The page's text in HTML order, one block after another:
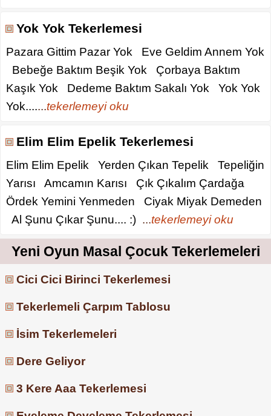
Yok Yok Tekerlemesi
Pazara Gittim Pazar Yok Eve Geldim Annem Yok
Bebeğe Baktım Beşik Yok Çorbaya Baktım
Kaşık Yok Dedeme Baktım Sakalı Yok Yok Yok
Yok.......tekerlemeyi oku
Elim Elim Epelik Tekerlemesi
Elim Elim Epelik Yerden Çıkan Tepelik Tepeliğin
Yarısı Amcamın Karısı Çık Çıkalım Çardağa
Ördek Yemini Yenmeden Ciyak Miyak Demeden
Al Şunu Çıkar Şunu.... :) ...tekerlemeyi oku
Yeni Oyun Masal Çocuk Tekerlemeleri
Cici Cici Birinci Tekerlemesi
Tekerlemeli Çarpım Tablosu
İsim Tekerlemeleri
Dere Geliyor
3 Kere Aaa Tekerlemesi